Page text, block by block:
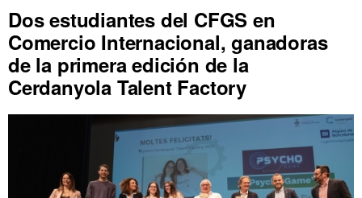
Dos estudiantes del CFGS en
Comercio Internacional, ganadoras
de la primera edición de la
Cerdanyola Talent Factory